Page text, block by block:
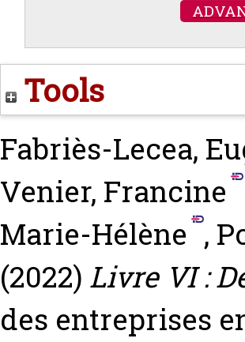
Tools
Fabriès-Lecea,
Venier, Francine
Marie-Hélène ,
(2022) Livre VI :
des entreprises